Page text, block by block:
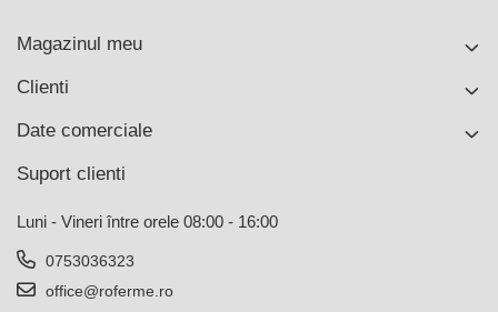
Magazinul meu
Clienti
Date comerciale
Suport clienti
Luni - Vineri între orele 08:00 - 16:00
0753036323
office@roferme.ro